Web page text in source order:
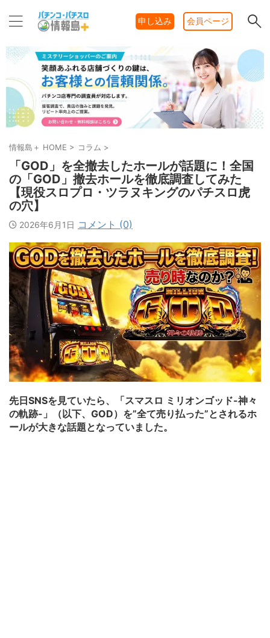
申し込み 会員ページ
情報島＋ HOME > コラム >
「GOD」を全撤去したホールが話題に！全国
の「GOD」撤去ホールを徹底調査してみた
【現役スロプロ・ツラヌキングのパチスロ虎
の穴】
2026年6月1日 コメント (0)
先日SNSを見ていたら、「スマスロ ミリオンゴッド-神々
の軌跡-」（以下、GOD）を”全て売り払った”とされるホ
ールが大きな話題となっていました。